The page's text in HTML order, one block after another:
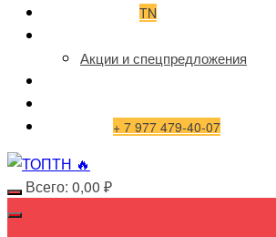
TN
Акции и спецпредложения
+ 7 977 479-40-07
Всего: 0,00 ₽